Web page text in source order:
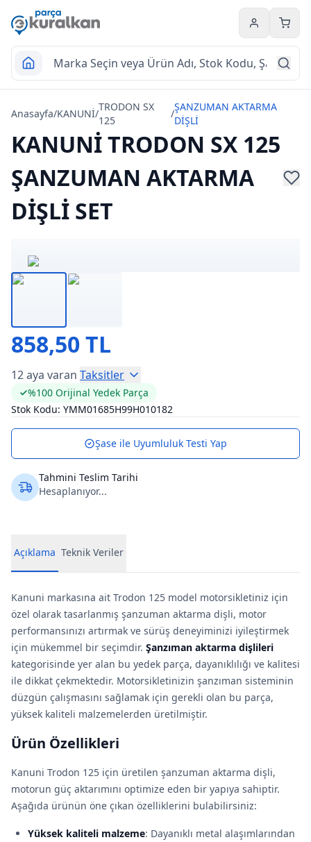
Hesabım
Anasayfa/KANUNİ/
TRODON SX
125
/
ŞANZUMAN AKTARMA
DİŞLİ
KANUNİ TRODON SX 125
ŞANZUMAN AKTARMA
DİŞLİ SET
858,50 TL
12 aya varan Taksitler
%100 Orijinal Yedek Parça
Stok Kodu: YMM01685H99H010182
Şase ile Uyumluluk Testi Yap
Tahmini Teslim Tarihi
Hesaplanıyor...
Açıklama Teknik Veriler
Kanuni markasına ait Trodon 125 model motorsikletiniz için
özel olarak tasarlanmış şanzuman aktarma dişli, motor
performansınızı artırmak ve sürüş deneyiminizi iyileştirmek
için mükemmel bir seçimdir. Şanzıman aktarma dişlileri
kategorisinde yer alan bu yedek parça, dayanıklılığı ve kalitesi
ile dikkat çekmektedir. Motorsikletinizin şanzıman sisteminin
düzgün çalışmasını sağlamak için gerekli olan bu parça,
yüksek kaliteli malzemelerden üretilmiştir.
Ürün Özellikleri
Kanuni Trodon 125 için üretilen şanzuman aktarma dişli,
motorun güç aktarımını optimize eden bir yapıya sahiptir.
Aşağıda ürünün öne çıkan özelliklerini bulabilirsiniz:
Yüksek kaliteli malzeme: Dayanıklı metal alaşımlarından